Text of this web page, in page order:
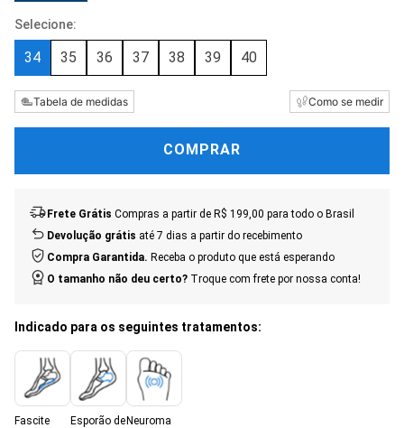
34 35 36 37 38 39 40
Tabela de medidas Como se medir
COMPRAR
Frete Grátis Compras a partir de R$ 199,00 para todo o Brasil
Devolução grátis até 7 dias a partir do recebimento
Compra Garantida. Receba o produto que está esperando
O tamanho não deu certo? Troque com frete por nossa conta!
Indicado para os seguintes tratamentos:
Fascite
Esporão de Neuroma